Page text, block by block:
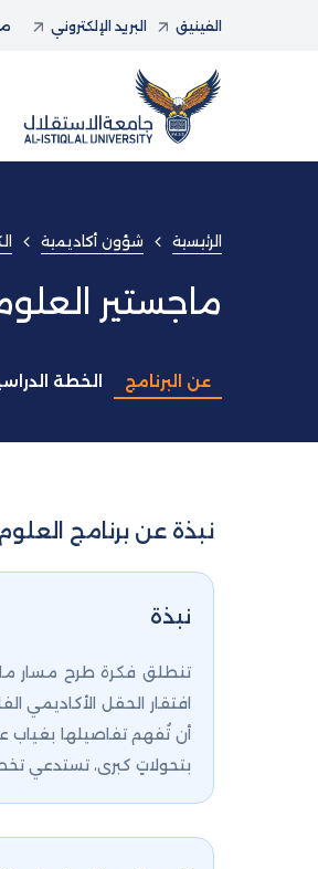
الفينيق البريد الإلكتروني
الرئيسية شؤون أكاديمية
ماجستير
عن البرنامج الخطة الدراسية
نبذة عن برنامج
نبذة
تنطلق فكرة طرح مسار
افتقار الحقل الأكاديمي
أن تُفهم تفاصيلها بغياب
بتحولاتٍ كبرى، تستدعي